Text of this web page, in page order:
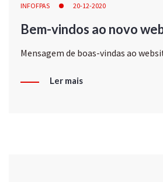
INFOFPAS 20-12-2020
Bem-vindos ao novo
Mensagem de boas-vindas ao
Ler mais